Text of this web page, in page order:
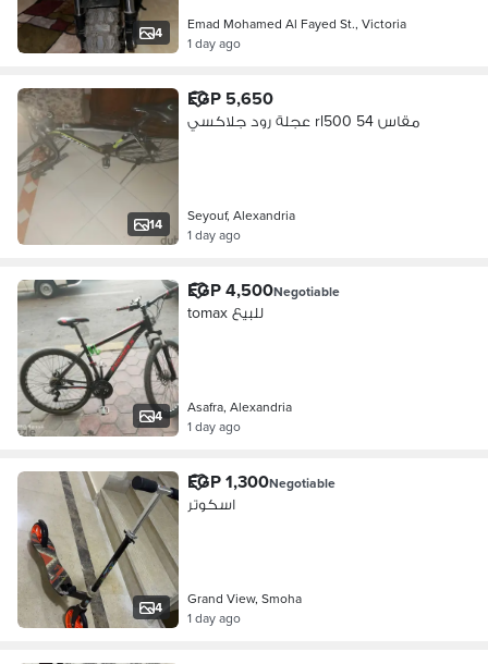
4
Emad Mohamed Al Fayed St., Victoria
1 day ago
14
EGP 5,650
عجلة رود جلاكسي rl500 مقاس 54
Seyouf, Alexandria
1 day ago
4
EGP 4,500Negotiable
tomax للبيع
Asafra, Alexandria
1 day ago
4
EGP 1,300Negotiable
اسكوتر
Grand View, Smoha
1 day ago